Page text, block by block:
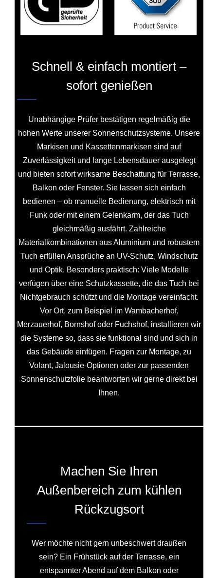
Schnell & einfach montiert –
sofort genießen
Unabhängige Prüfer bestätigen regelmäßig die
hohen Werte unserer Sonnenschutzsysteme. Unsere
Markisen und Kassettenmarkisen sind auf
Zuverlässigkeit und lange Lebensdauer ausgelegt
und bieten sofort wirksame Beschattung für Terrasse,
Balkon oder Fenster. Sie lassen sich einfach
bedienen – ob manuelle Bedienung, elektrisch mit
Funk oder mit einem Gelenkarm, der das Tuch
gleichmäßig ausfährt. Zahlreiche
Materialkombinationen aus Aluminium und robustem
Tuch erfüllen Ansprüche an UV-Schutz, Windschutz
und Optik. Besonders praktisch: Viele Modelle
verfügen über eine Schutzkassette, die das Tuch bei
Nichtgebrauch schützt und die Montage vereinfacht.
Vor Ort, zum Beispiel im Wambacherhof,
Merzauerhof, Bornshof oder Fuchshof, installieren wir
die Systeme so, dass sie funktional sind und sich in
das Gebäude einfügen. Fragen zur Montage, zu
Volant, Jalousie-Optionen oder zur passenden
Sonnenschutzfolie beantworten wir gerne direkt bei
Ihnen.
Machen Sie Ihren
Außenbereich zum kühlen
Rückzugsort
Wer möchte nicht gern unbeschwert draußen
sein? Ein Frühstück auf der Terrasse, ein
entspannter Abend auf dem Balkon oder